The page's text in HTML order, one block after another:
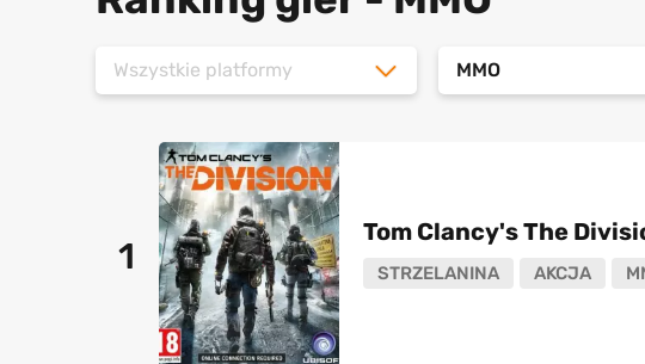
Wszystkie platformy MMO
1
Tom Clancy's The
STRZELANINA AKCJA